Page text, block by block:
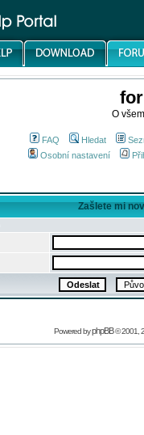
O
FAQ Hledat
Osobní nastavení
Zašlete mi
Powered byphpBB© 2001,